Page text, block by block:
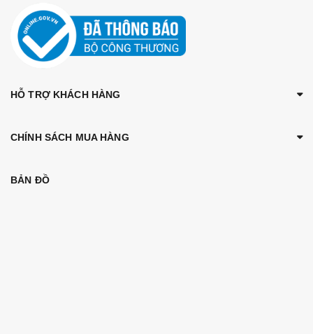
HỖ TRỢ KHÁCH HÀNG
CHÍNH SÁCH MUA HÀNG
BẢN ĐỒ